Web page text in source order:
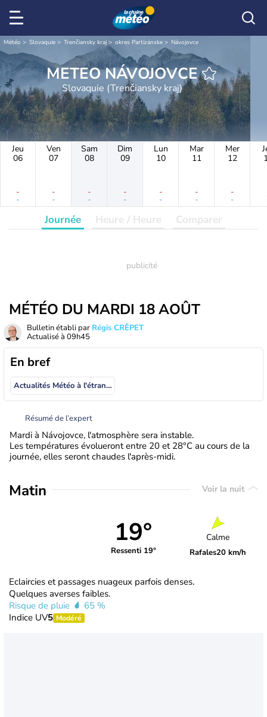
Météo Slovaquie Trenčiansky kraj okres Partizánske Návojovce
METEO NÁVOJOVCE
Slovaquie (Trenčiansky kraj)
Jeu
06
-
-
Ven
07
-
-
Sam
08
-
-
Dim
09
-
-
Lun
10
-
-
Mar
11
-
-
Mer
12
-
-
Journée Heure / Heure Comparer
MÉTÉO DU MARDI 18 AOÛT
Bulletin établi par Régis CRÊPET
Actualisé à 09h45
En bref
Actualités Météo à l'étranger
Résumé de l’expert
Mardi à Návojovce, l'atmosphère sera instable.
Les températures évolueront entre 20 et 28°C au cours de la
journée, elles seront chaudes l'après-midi.
Matin Voir la nuit
19°
Ressenti 19°
Calme
Rafales20 km/h
Eclaircies et passages nuageux parfois denses.
Quelques averses faibles.
Risque de pluie
65 %
Indice UV5 Modéré